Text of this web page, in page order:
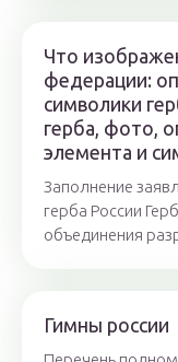
Что
федерации:
символики
герба, фото,
элемента и
Заполнение
герба России
объединения
Гимны россии